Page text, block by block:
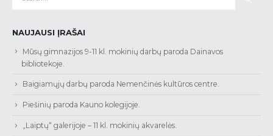
NAUJAUSI ĮRAŠAI
Mūsų gimnazijos 9-11 kl. mokinių darbų paroda Dainavos
bibliotekoje.
Baigiamųjų darbų paroda Nemenčinės kultūros centre.
Piešinių paroda Kauno kolegijoje.
„Laiptų“ galerijoje – 11 kl. mokinių akvarelės.